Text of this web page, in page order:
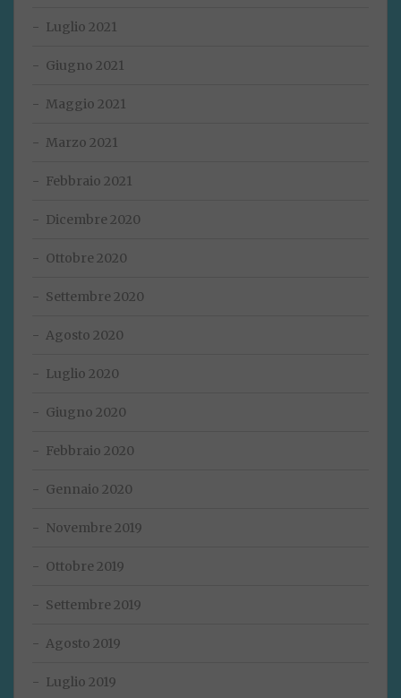
Luglio 2021
Giugno 2021
Maggio 2021
Marzo 2021
Febbraio 2021
Dicembre 2020
Ottobre 2020
Settembre 2020
Agosto 2020
Luglio 2020
Giugno 2020
Febbraio 2020
Gennaio 2020
Novembre 2019
Ottobre 2019
Settembre 2019
Agosto 2019
Luglio 2019